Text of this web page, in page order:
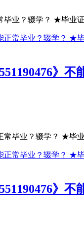
毕业？辍学？ ★毕业
》
常毕业？辍学？ ★毕
》